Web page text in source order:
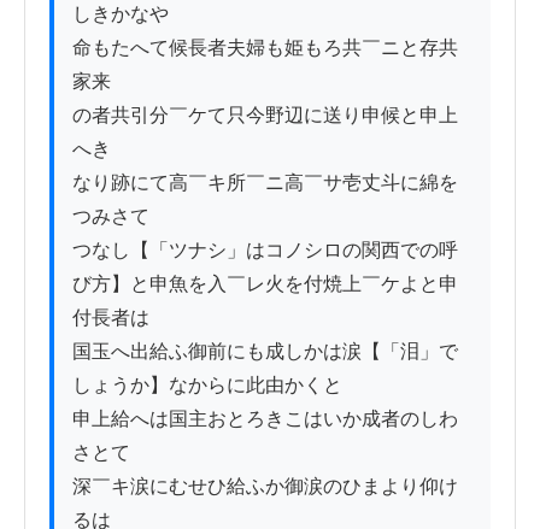
しきかなや
命もたへて候長者夫婦も姫もろ共￣ニと存共
家来
の者共引分￣ケて只今野辺に送り申候と申上
へき
なり跡にて高￣キ所￣ニ高￣サ壱丈斗に綿を
つみさて
つなし【「ツナシ」はコノシロの関西での呼
び方】と申魚を入￣レ火を付焼上￣ケよと申
付長者は
国玉へ出給ふ御前にも成しかは涙【「泪」で
しょうか】なからに此由かくと
申上給へは国主おとろきこはいか成者のしわ
さとて
深￣キ涙にむせひ給ふか御涙のひまより仰け
るは